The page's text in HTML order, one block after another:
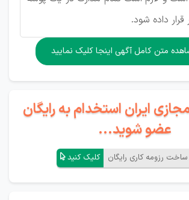
قرار داده شود.
متن کامل آگهی اینجا کلیک نمایید
ایران استخدام به رایگان
عضو شوید...
رزومه کاری رایگان کلیک کنید